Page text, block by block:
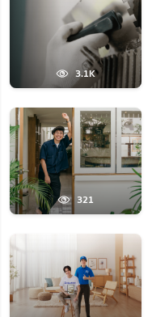
3.1K
321